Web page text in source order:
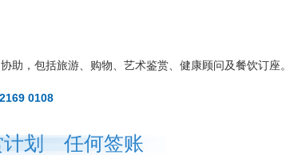
助，包括旅游、购物、艺术鉴赏、健康顾问及餐饮订座。
0108
计划 任何签账